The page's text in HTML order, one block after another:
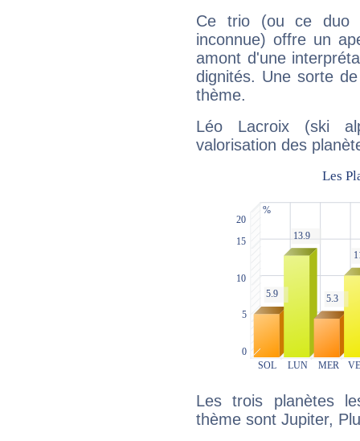
Ce trio (ou ce duo
inconnue) offre un
amont d'une
dignités. Une sorte
thème.
Léo Lacroix (ski
valorisation des
Les trois planètes
thème sont Jupiter,